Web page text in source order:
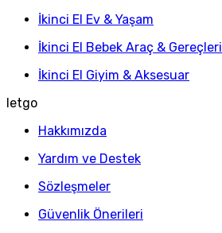
İkinci El Ev & Yaşam
İkinci El Bebek Araç & Gereçleri
İkinci El Giyim & Aksesuar
letgo
Hakkımızda
Yardım ve Destek
Sözleşmeler
Güvenlik Önerileri